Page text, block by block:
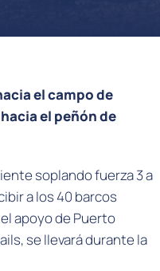
el campo de
el peñón de
soplando fuerza 3 a
a los 40 barcos
apoyo de Puerto
se llevará durante la